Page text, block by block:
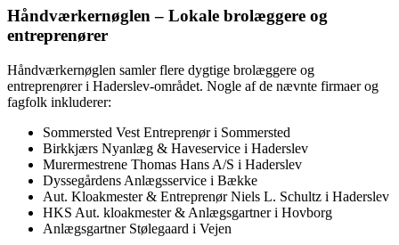
Håndværkernøglen – Lokale brolæggere og
entreprenører
Håndværkernøglen samler flere dygtige brolæggere og
entreprenører i Haderslev-området. Nogle af de nævnte firmaer og
fagfolk inkluderer:
Sommersted Vest Entreprenør i Sommersted
Birkkjærs Nyanlæg & Haveservice i Haderslev
Murermestrene Thomas Hans A/S i Haderslev
Dyssegårdens Anlægsservice i Bække
Aut. Kloakmester & Entreprenør Niels L. Schultz i Haderslev
HKS Aut. kloakmester & Anlægsgartner i Hovborg
Anlægsgartner Stølegaard i Vejen